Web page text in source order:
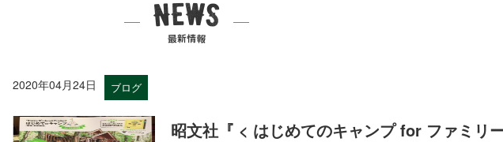
2020年04月24日 ブログ
昭文社『 < はじめてのキャンプ for ファミリ